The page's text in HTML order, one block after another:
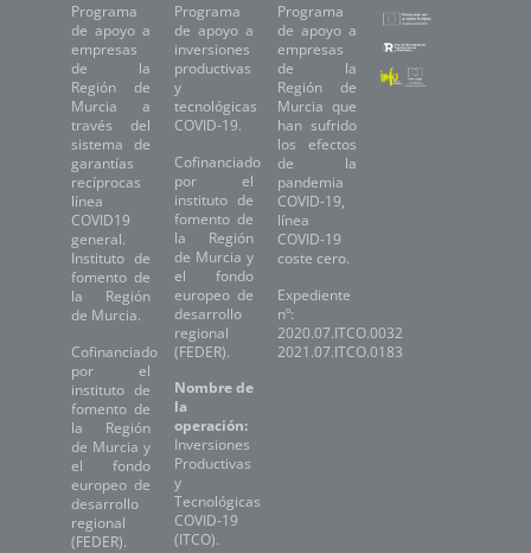
Programa
de apoyo a
empresas
de la
Región de
Murcia a
través del
sistema de
garantías
recíprocas
línea
COVID19
general.
Instituto de
fomento de
la Región
de Murcia.
Cofinanciado
por el
instituto de
fomento de
la Región
de Murcia y
el fondo
europeo de
desarrollo
regional
(FEDER).
Programa
de apoyo a
inversiones
productivas
y
tecnológicas
COVID-19.
Cofinanciado
por el
instituto de
fomento de
la Región
de Murcia y
el fondo
europeo de
desarrollo
regional
(FEDER).
Nombre de
la
operación:
Inversiones
Productivas
y
Tecnológicas
COVID-19
(ITCO).
Programa
de apoyo a
empresas
de la
Región de
Murcia que
han sufrido
los efectos
de la
pandemia
COVID-19,
línea
COVID-19
coste cero.
Expediente
nº:
2020.07.ITCO.0032
2021.07.ITCO.0183